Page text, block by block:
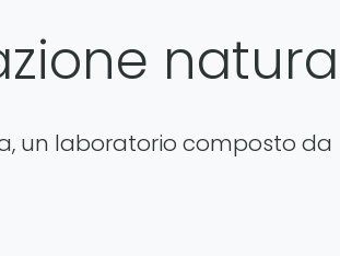
natura
un laboratorio composto da